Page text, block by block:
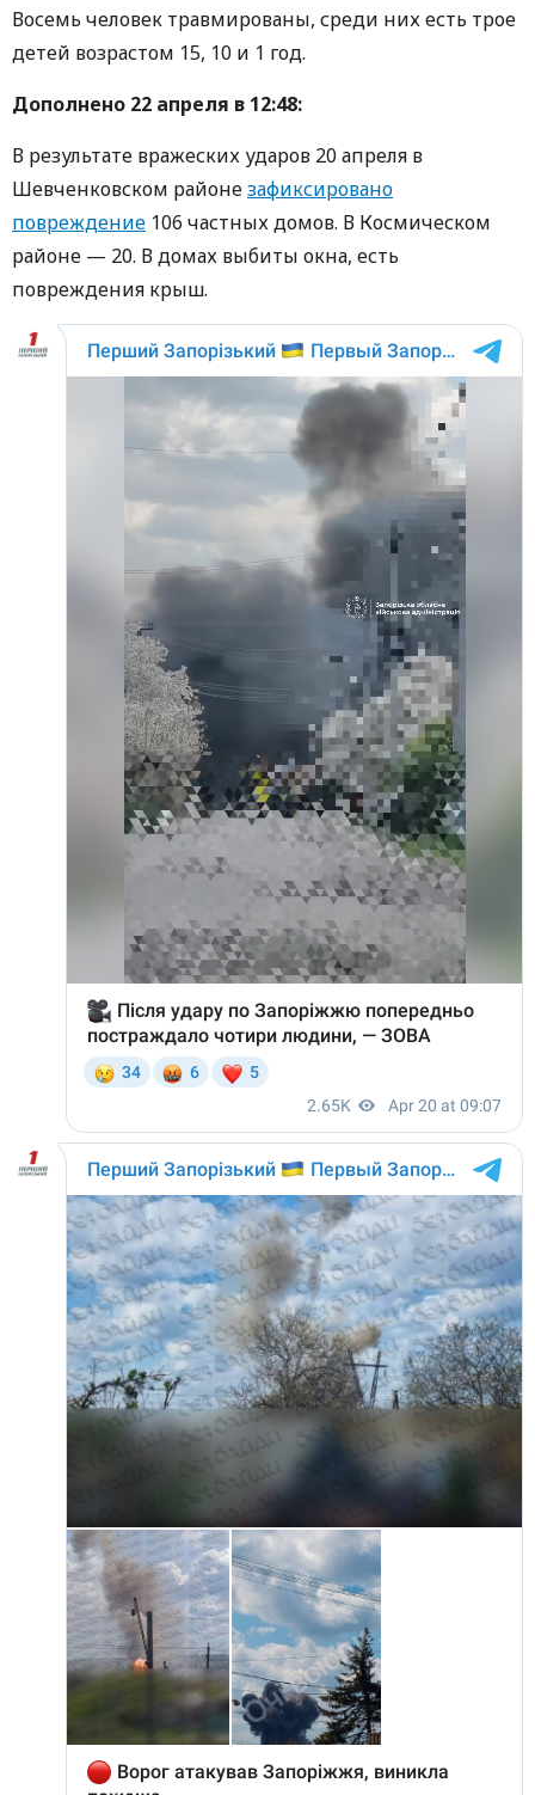
Восемь человек травмированы, среди них есть трое
детей возрастом 15, 10 и 1 год.
Дополнено 22 апреля в 12:48:
В результате вражеских ударов 20 апреля в
Шевченковском районезафиксировано
повреждение 106 частных домов. В Космическом
районе — 20. В домах выбиты окна, есть
повреждения крыш.